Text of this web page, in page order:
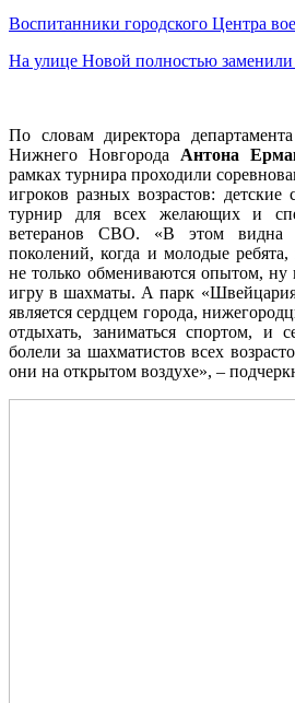
Воспитанники городского Центра
На улице Новой полностью
По словам директора
Нижнего Новгорода Антона
рамках турнира проходили
игроков разных возрастов: детские
турнир для всех желающих и
ветеранов СВО. «В этом видна
поколений, когда и молодые
не только обмениваются опытом,
игру в шахматы. А парк
является сердцем города,
отдыхать, заниматься спортом, и
болели за шахматистов всех
они на открытом воздухе», –